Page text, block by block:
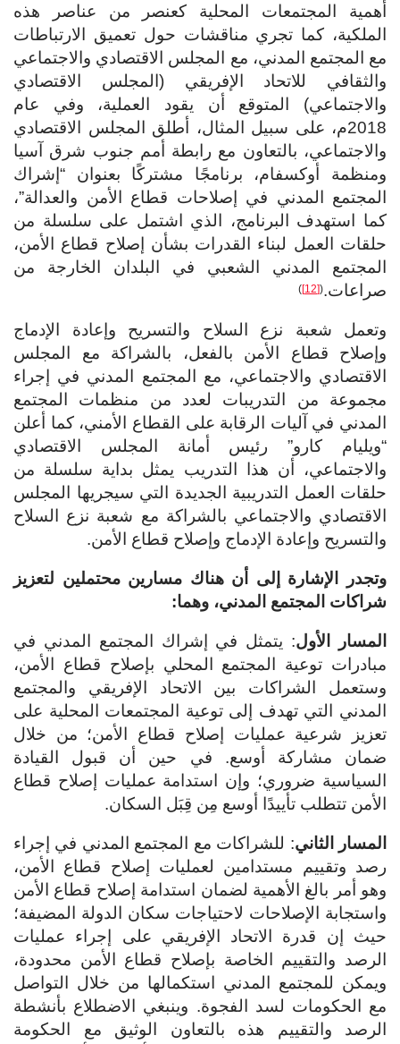
أهمية المجتمعات المحلية كعنصر من عناصر هذه
الملكية، كما تجري مناقشات حول تعميق الارتباطات
مع المجتمع المدني، مع المجلس الاقتصادي والاجتماعي
والثقافي للاتحاد الإفريقي (المجلس الاقتصادي
والاجتماعي) المتوقع أن يقود العملية، وفي عام
2018م، على سبيل المثال، أطلق المجلس الاقتصادي
والاجتماعي، بالتعاون مع رابطة أمم جنوب شرق آسيا
ومنظمة أوكسفام، برنامجًا مشتركًا بعنوان “إشراك
المجتمع المدني في إصلاحات قطاع الأمن والعدالة”،
كما استهدف البرنامج، الذي اشتمل على سلسلة من
حلقات العمل لبناء القدرات بشأن إصلاح قطاع الأمن،
المجتمع المدني الشعبي في البلدان الخارجة من
صراعات.(
[12]
)
وتعمل شعبة نزع السلاح والتسريح وإعادة الإدماج
وإصلاح قطاع الأمن بالفعل، بالشراكة مع المجلس
الاقتصادي والاجتماعي، مع المجتمع المدني في إجراء
مجموعة من التدريبات لعدد من منظمات المجتمع
المدني في آليات الرقابة على القطاع الأمني، كما أعلن
“ويليام كارو” رئيس أمانة المجلس الاقتصادي
والاجتماعي، أن هذا التدريب يمثل بداية سلسلة من
حلقات العمل التدريبية الجديدة التي سيجريها المجلس
الاقتصادي والاجتماعي بالشراكة مع شعبة نزع السلاح
والتسريح وإعادة الإدماج وإصلاح قطاع الأمن.
وتجدر الإشارة إلى أن هناك مسارين محتملين لتعزيز
شراكات المجتمع المدني، وهما:
المسار الأول: يتمثل في إشراك المجتمع المدني في
مبادرات توعية المجتمع المحلي بإصلاح قطاع الأمن،
وستعمل الشراكات بين الاتحاد الإفريقي والمجتمع
المدني التي تهدف إلى توعية المجتمعات المحلية على
تعزيز شرعية عمليات إصلاح قطاع الأمن؛ من خلال
ضمان مشاركة أوسع. في حين أن قبول القيادة
السياسية ضروري؛ وإن استدامة عمليات إصلاح قطاع
الأمن تتطلب تأييدًا أوسع مِن قِبَل السكان.
المسار الثاني: للشراكات مع المجتمع المدني في إجراء
رصد وتقييم مستدامين لعمليات إصلاح قطاع الأمن،
وهو أمر بالغ الأهمية لضمان استدامة إصلاح قطاع الأمن
واستجابة الإصلاحات لاحتياجات سكان الدولة المضيفة؛
حيث إن قدرة الاتحاد الإفريقي على إجراء عمليات
الرصد والتقييم الخاصة بإصلاح قطاع الأمن محدودة،
ويمكن للمجتمع المدني استكمالها من خلال التواصل
مع الحكومات لسد الفجوة. وينبغي الاضطلاع بأنشطة
الرصد والتقييم هذه بالتعاون الوثيق مع الحكومة